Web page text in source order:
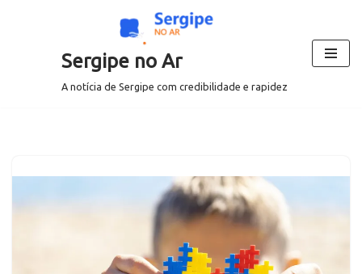
Sergipe no Ar
A notícia de Sergipe com credibilidade e rapidez